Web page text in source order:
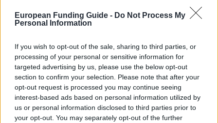
European Funding Guide - Do Not Process My
Personal Information
If you wish to opt-out of the sale, sharing to third parties, or
processing of your personal or sensitive information for
targeted advertising by us, please use the below opt-out
section to confirm your selection. Please note that after your
opt-out request is processed you may continue seeing
interest-based ads based on personal information utilized by
us or personal information disclosed to third parties prior to
your opt-out. You may separately opt-out of the further
Youtube, Vimeo) hochladen. Der Link zum Video
muss im Bewerbungsbogen angegeben werden und
Bewerbungsbogenanstipendium@sparheld.de
oder lade ihn aufwww.sparheld.de/stipendium
Bereich "Mitmachen" hoch.
Der Anhang darf maximal 2 MB groß sein.
Bewerbungstermine